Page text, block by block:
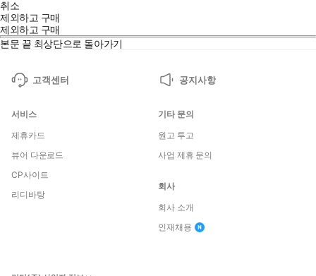
취소
제외하고 구매
제외하고 구매
본문 끝 최상단으로 돌아가기
고객센터 공지사항
서비스
제휴카드
뷰어 다운로드
CP사이트
리디바탕
기타 문의
원고 투고
사업 제휴 문의
회사
회사 소개
인재채용